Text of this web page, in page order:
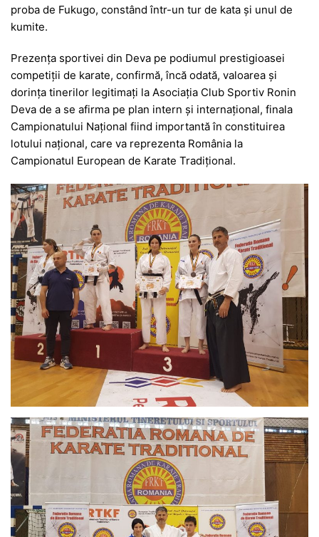
proba de Fukugo, constând într-un tur de kata și unul de
kumite.
Prezenţa sportivei din Deva pe podiumul prestigioasei
competiţii de karate, confirmă, încă odată, valoarea şi
dorinţa tinerilor legitimaţi la Asociaţia Club Sportiv Ronin
Deva de a se afirma pe plan intern şi internaţional, finala
Campionatului Național fiind importantă în constituirea
lotului național, care va reprezenta România la
Campionatul European de Karate Tradițional.